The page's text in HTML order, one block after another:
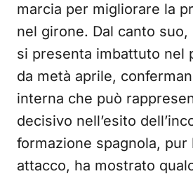
marcia per migliorare la
nel girone. Dal canto suo,
si presenta imbattuto nel
da metà aprile,
interna che può
decisivo nell’esito
formazione spagnola, pur
attacco, ha mostrato